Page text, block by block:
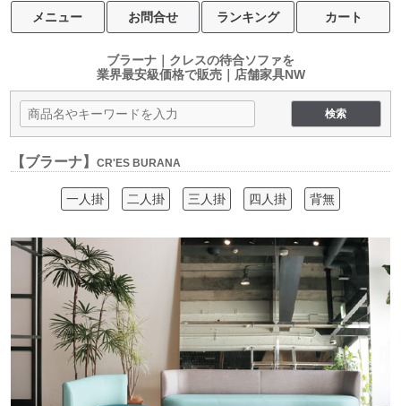
メニュー お問合せ ランキング カート
ブラーナ｜クレスの待合ソファを
業界最安級価格で販売｜店舗家具NW
【ブラーナ】CR'ES BURANA
一人掛 二人掛 三人掛 四人掛 背無